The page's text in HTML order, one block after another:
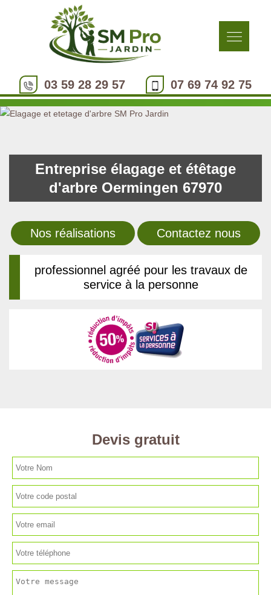
03 59 28 29 57 07 69 74 92 75
Entreprise élagage et étêtage
d'arbre Oermingen 67970
Nos réalisations Contactez nous
professionnel agréé pour les travaux de
service à la personne
Devis gratuit